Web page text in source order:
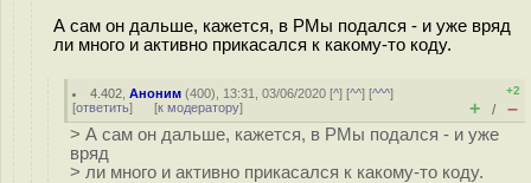
А сам он дальше, кажется, в PMы подался - и уже вряд
ли много и активно прикасался к какому-то коду.
4.402 ,Аноним (400), 13:31, 03/06/2020 [^] [^^] [^^^]
[ответить] [к модератору]
+2
+ / –
> А сам он дальше, кажется, в PMы подался - и уже
вряд
> ли много и активно прикасался к какому-то коду.